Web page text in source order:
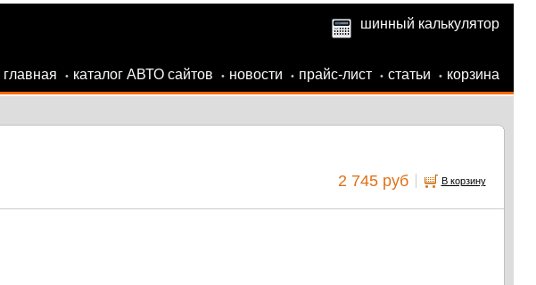
шинный калькулятор
главная • каталог АВТО сайтов • новости • прайс-лист • статьи • корзина
2 745 руб В корзину